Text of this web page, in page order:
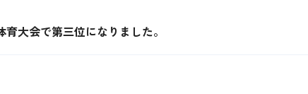
大会で第三位になりました。